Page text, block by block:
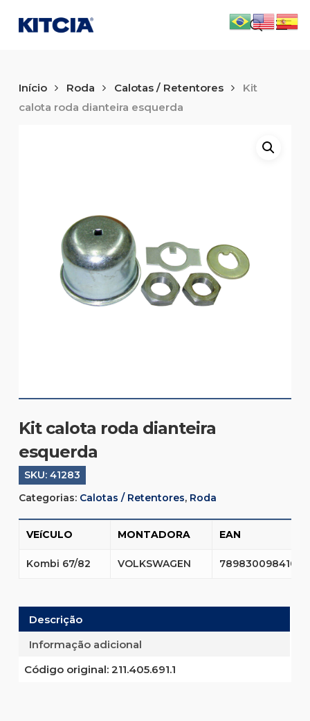
main
search
Início Roda Calotas / Retentores
Kit
calota roda dianteira esquerda
Kit calota roda dianteira
esquerda
SKU: 41283
Categorias: Calotas / Retentores, Roda
VEíCULO MONTADORA EAN
Kombi 67/82 VOLKSWAGEN 7898300984105
Descrição
Informação adicional
Código original:211.405.691.1